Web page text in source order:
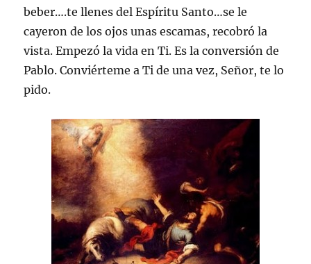
beber….te llenes del Espíritu Santo…se le
cayeron de los ojos unas escamas, recobró la
vista. Empezó la vida en Ti. Es la conversión de
Pablo. Conviérteme a Ti de una vez, Señor, te lo
pido.